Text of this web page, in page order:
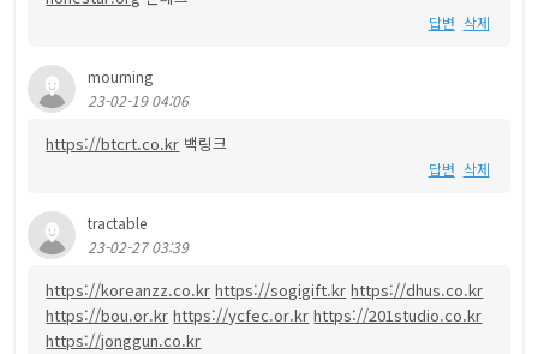
답변 삭제
mourning
23-02-19 04:06
https://btcrt.co.kr 백링크
답변 삭제
tractable
23-02-27 03:39
https://koreanzz.co.kr https://sogigift.kr https://dhus.co.kr
https://bou.or.kr https://ycfec.or.kr https://201studio.co.kr
https://jonggun.co.kr